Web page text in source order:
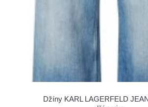
Džíny KARL LAGERFELD